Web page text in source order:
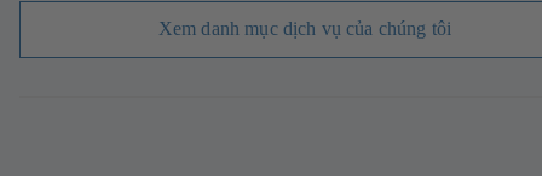
Xem danh mục dịch vụ của chúng tôi